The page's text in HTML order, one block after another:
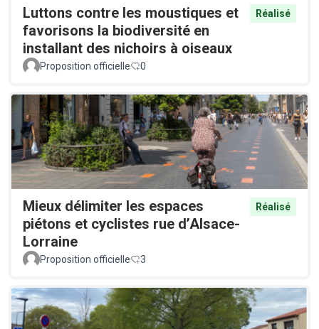
Luttons contre les moustiques et
favorisons la biodiversité en
installant des nichoirs à oiseaux
Réalisé
Proposition officielle 0
Mieux délimiter les espaces
piétons et cyclistes rue d’Alsace-
Lorraine
Réalisé
Proposition officielle 3